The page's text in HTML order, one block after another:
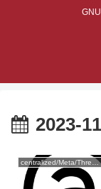
2023-
centralized/Meta/Threads